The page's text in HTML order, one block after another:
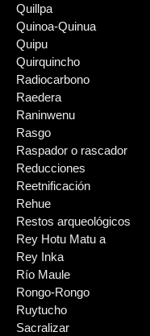
Quillpa
Quinoa-Quinua
Quipu
Quirquincho
Radiocarbono
Raedera
Raninwenu
Rasgo
Raspador o rascador
Reducciones
Reetnificación
Rehue
Restos arqueológicos
Rey Hotu Matu a
Rey Inka
Río Maule
Rongo-Rongo
Ruytucho
Sacralizar